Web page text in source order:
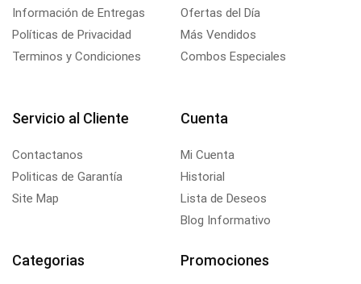
Información de Entregas
Políticas de Privacidad
Terminos y Condiciones
Ofertas del Día
Más Vendidos
Combos Especiales
Servicio al Cliente
Contactanos
Politicas de Garantía
Site Map
Cuenta
Mi Cuenta
Historial
Lista de Deseos
Blog Informativo
Categorias Promociones